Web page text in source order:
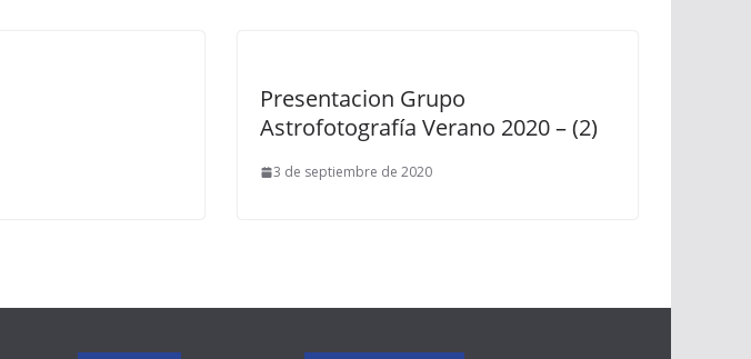
Presentacion Grupo
Astrofotografía Verano 2020 – (2)
3 de septiembre de 2020